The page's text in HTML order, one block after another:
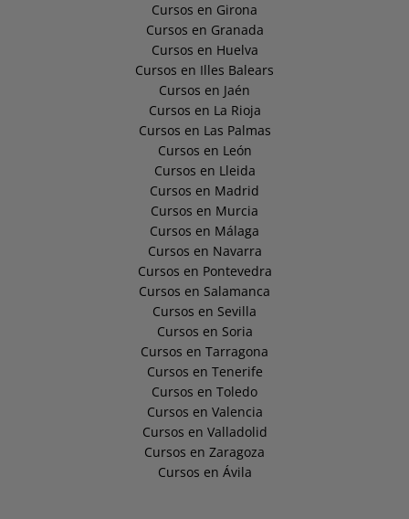
Cursos en Girona
Cursos en Granada
Cursos en Huelva
Cursos en Illes Balears
Cursos en Jaén
Cursos en La Rioja
Cursos en Las Palmas
Cursos en León
Cursos en Lleida
Cursos en Madrid
Cursos en Murcia
Cursos en Málaga
Cursos en Navarra
Cursos en Pontevedra
Cursos en Salamanca
Cursos en Sevilla
Cursos en Soria
Cursos en Tarragona
Cursos en Tenerife
Cursos en Toledo
Cursos en Valencia
Cursos en Valladolid
Cursos en Zaragoza
Cursos en Ávila